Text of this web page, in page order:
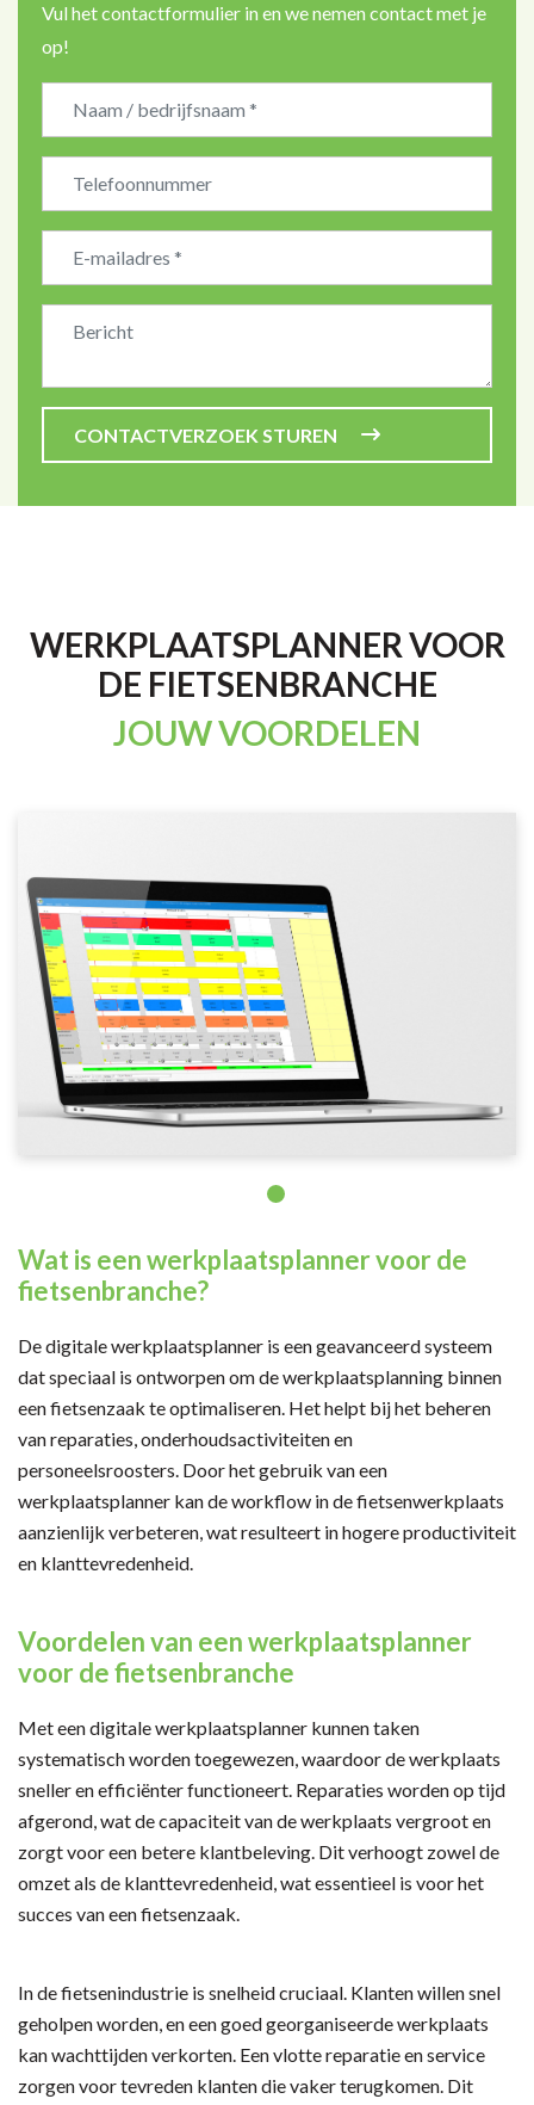
Vul het contactformulier in en we nemen contact met je
op!
CONTACTVERZOEK STUREN
WERKPLAATSPLANNER VOOR
DE FIETSENBRANCHE
JOUW VOORDELEN
Wat is een werkplaatsplanner voor de
fietsenbranche?
De digitale werkplaatsplanner is een geavanceerd systeem
dat speciaal is ontworpen om de werkplaatsplanning binnen
een fietsenzaak te optimaliseren. Het helpt bij het beheren
van reparaties, onderhoudsactiviteiten en
personeelsroosters. Door het gebruik van een
werkplaatsplanner kan de workflow in de fietsenwerkplaats
aanzienlijk verbeteren, wat resulteert in hogere productiviteit
en klanttevredenheid.
Voordelen van een werkplaatsplanner
voor de fietsenbranche
Met een digitale werkplaatsplanner kunnen taken
systematisch worden toegewezen, waardoor de werkplaats
sneller en efficiënter functioneert. Reparaties worden op tijd
afgerond, wat de capaciteit van de werkplaats vergroot en
zorgt voor een betere klantbeleving. Dit verhoogt zowel de
omzet als de klanttevredenheid, wat essentieel is voor het
succes van een fietsenzaak.
In de fietsenindustrie is snelheid cruciaal. Klanten willen snel
geholpen worden, en een goed georganiseerde werkplaats
kan wachttijden verkorten. Een vlotte reparatie en service
zorgen voor tevreden klanten die vaker terugkomen. Dit